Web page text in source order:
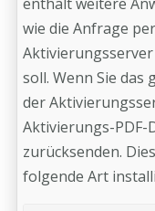
wie die Anfrage
soll. Wenn Sie das
der
Aktivierungs-PDF-
zurücksenden.
folgende Art